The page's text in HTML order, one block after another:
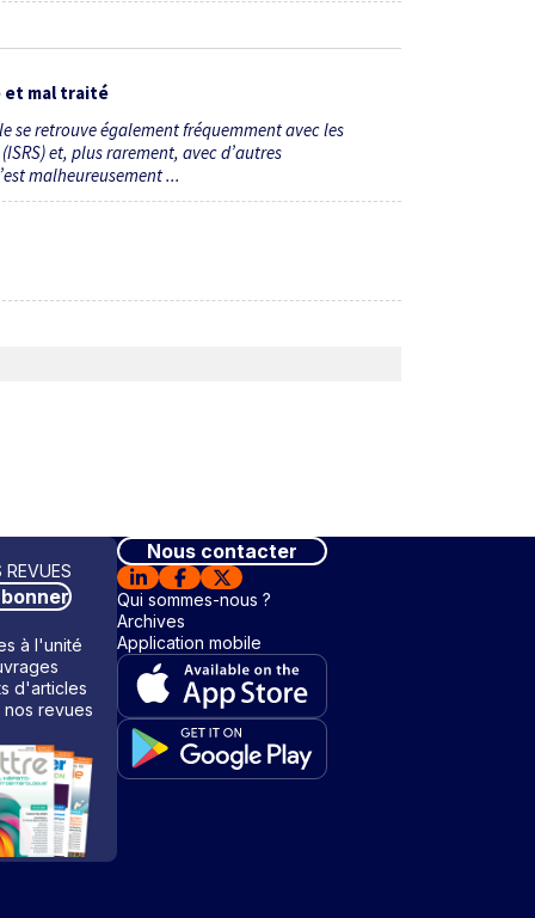
et mal traité
se retrouve également fréquemment avec les
et, plus rarement, avec d’autres
malheureusement ...
REVUES
à l'unité
d'articles
nos revues
Nous contacter
Qui sommes-nous ?
Archives
Application mobile